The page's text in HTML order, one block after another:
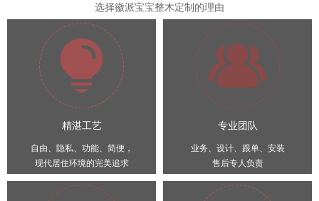
选择徽派宝宝整木定制的理由
精湛工艺
自由、隐私、功能、简便，
现代居住环境的完美追求
专业团队
业务、设计、跟单、安装
售后专人负责